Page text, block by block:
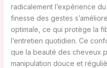
radicalement l’expérience
finesse des gestes
optimale, ce qui protège la
l’entretien quotidien. Ce
que la beauté des cheveux
manipulation douce et